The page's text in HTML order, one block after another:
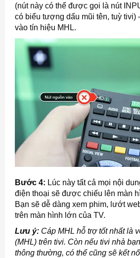
(nút này có thể được gọi là nút
có biểu tượng dấu mũi tên, tuỳ
vào tín hiệu MHL.
Bước 4: Lúc này tất cả mọi nội
điện thoại sẽ được chiếu lên màn
Bạn sẽ dễ dàng xem phim, lướt
trên màn hình lớn của TV.
Lưu ý:Cáp MHL hỗ trợ tốt nhất là
(MHL) trên tivi. Còn nếu tivi nhà
thông thường, có thể cũng sẽ kết